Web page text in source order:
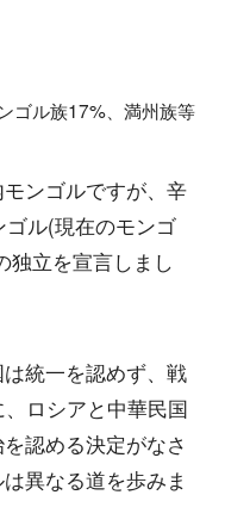
ゴル族17%、満州族等
ンゴルですが、辛
ル(現在のモンゴ
独立を宣言しまし
統一を認めず、戦
ロシアと中華民国
認める決定がなさ
異なる道を歩みま